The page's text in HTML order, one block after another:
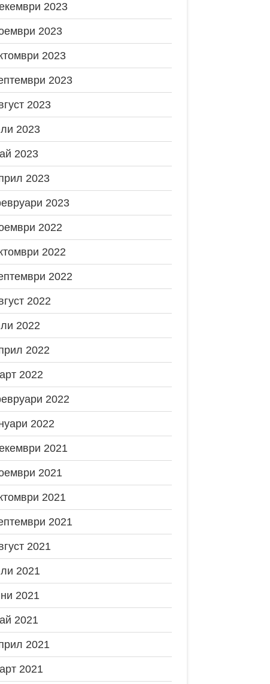
2023
2023
2023
2023
2023
2023
2023
2023
2023
2022
2022
2022
2022
2022
2022
2022
2022
2022
2021
2021
2021
2021
2021
2021
2021
2021
2021
2021